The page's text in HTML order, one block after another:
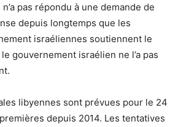
n’a pas répondu à une demande de
depuis longtemps que les
israéliennes soutiennent le
gouvernement israélien ne l’a pas
libyennes sont prévues pour le 24
depuis 2014. Les tentatives